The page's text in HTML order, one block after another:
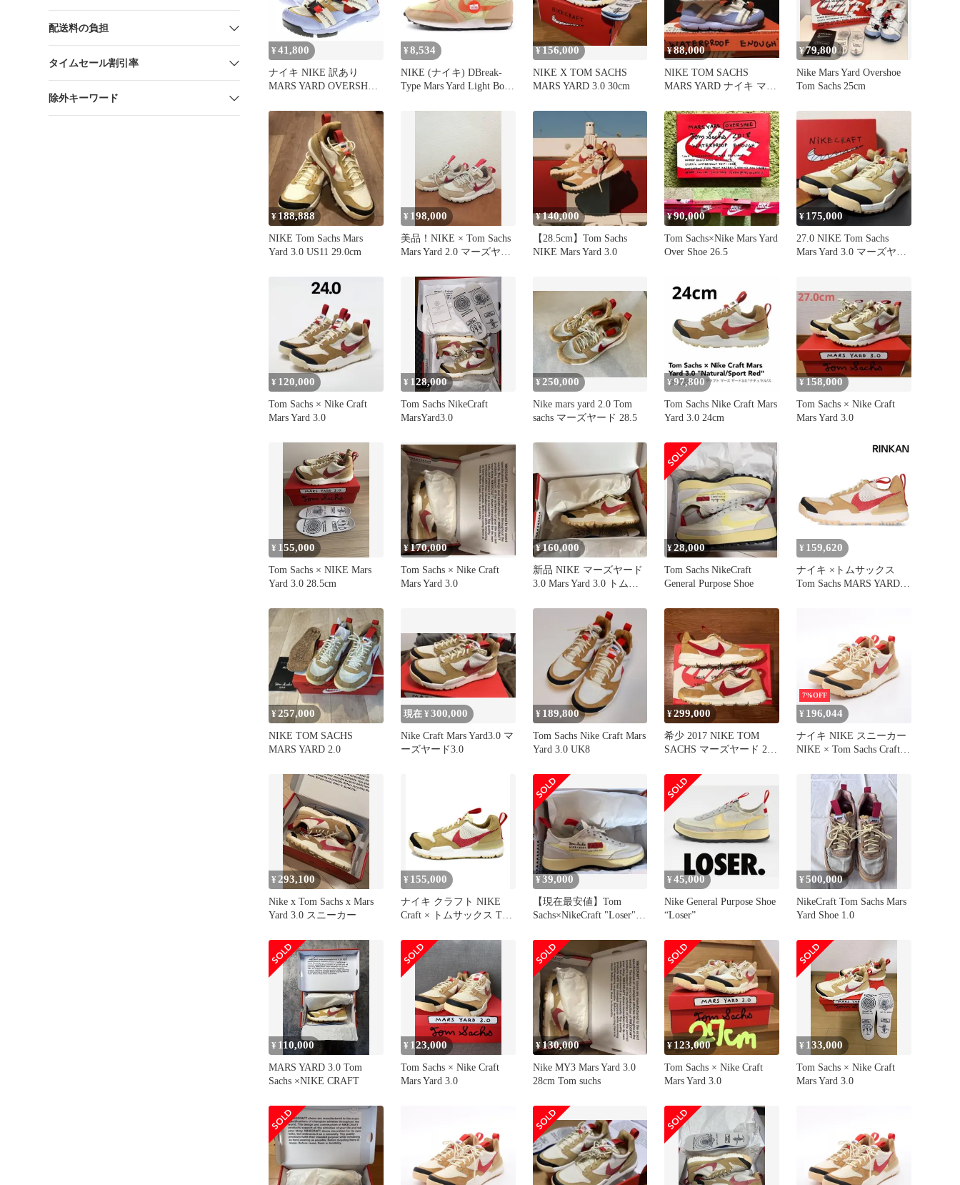
配送料の負担
タイムセール割引率
除外キーワード
¥41,800
ナイキ NIKE 訳あり
MARS YARD OVERSHOE
AH7767-101 トムサック
ス コラボ マーズヤード
オーバーシュー スニーカ
ー 【ブランド古着ベクト
ル】【中古】▲■260511
¥ 8,534
NIKE (ナイキ) DBreak-
Type Mars Yard Light Bone
タイプ マーズ ヤード ラ
¥ 156,000
NIKE X TOM SACHS
MARS YARD 3.0 30cm
¥88,000
NIKE TOM SACHS
MARS YARD ナイキ マー
¥79,800
Nike Mars Yard Overshoe
Tom Sachs 25cm
¥ 188,888
NIKE Tom Sachs Mars
Yard 3.0 US11 29.0cm
¥ 198,000
美品！NIKE × Tom Sachs
Mars Yard 2.0 マーズヤー
¥140,000
【28.5cm】Tom Sachs
NIKE Mars Yard 3.0
¥90,000
Tom Sachs×Nike Mars Yard
Over Shoe 26.5
¥ 175,000
27.0 NIKE Tom Sachs
Mars Yard 3.0 マーズヤー
¥ 120,000
Tom Sachs × Nike Craft
Mars Yard 3.0
¥ 128,000
Tom Sachs NikeCraft
MarsYard3.0
¥ 250,000
Nike mars yard 2.0 Tom
sachs マーズヤード 28.5
¥97,800
Tom Sachs Nike Craft Mars
Yard 3.0 24cm
¥ 158,000
Tom Sachs × Nike Craft
Mars Yard 3.0
¥ 155,000
Tom Sachs × NIKE Mars
Yard 3.0 28.5cm
¥170,000
Tom Sachs × Nike Craft
Mars Yard 3.0
¥160,000
新品 NIKE マーズヤード
3.0 Mars Yard 3.0 トムサ
¥28,000
Tom Sachs NikeCraft
General Purpose Shoe
¥ 159,620
ナイキ ×トムサックス
Tom Sachs MARS YARD
¥257,000
NIKE TOM SACHS
MARS YARD 2.0
現在 ¥300,000
Nike Craft Mars Yard3.0 マ
ーズヤード3.0
¥ 189,800
Tom Sachs Nike Craft Mars
Yard 3.0 UK8
¥299,000
希少 2017 NIKE TOM
SACHS マーズヤード 2.0
7%OFF
¥ 196,044
ナイキ NIKE スニーカー
NIKE × Tom Sachs Craft
ーカー メンズ Used A
¥ 293,100
Nike x Tom Sachs x Mars
Yard 3.0 スニーカー
¥ 155,000
ナイキ クラフト NIKE
Craft × トムサックス Tom
IF2885 100 】 マーズ ヤ
ード 3.0 ローカット スニ
ーカー 51938
¥39,000
【現在最安値】Tom
Sachs×NikeCraft "Loser"
¥45,000
Nike General Purpose Shoe
“Loser”
¥500,000
NikeCraft Tom Sachs Mars
Yard Shoe 1.0
¥ 110,000
MARS YARD 3.0 Tom
Sachs ×NIKE CRAFT
¥ 123,000
Tom Sachs × Nike Craft
Mars Yard 3.0
¥130,000
Nike MY3 Mars Yard 3.0
28cm Tom suchs
¥ 123,000
Tom Sachs × Nike Craft
Mars Yard 3.0
¥ 133,000
Tom Sachs × Nike Craft
Mars Yard 3.0